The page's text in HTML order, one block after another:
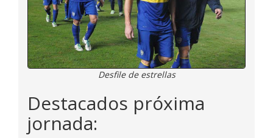
Desfile de estrellas
Destacados próxima
jornada: